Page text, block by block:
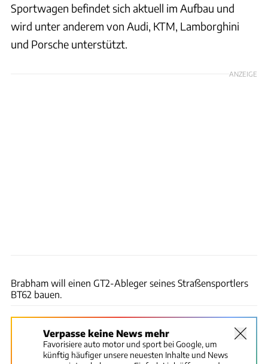
Sportwagen befindet sich aktuell im Aufbau und
wird unter anderem von Audi, KTM, Lamborghini
und Porsche unterstützt.
ANZEIGE
Brabham will einen GT2-Ableger seines Straßensportlers
BT62 bauen.
Verpasse keine News mehr
Favorisiere auto motor und sport bei Google, um
künftig häufiger unsere neuesten Inhalte und News